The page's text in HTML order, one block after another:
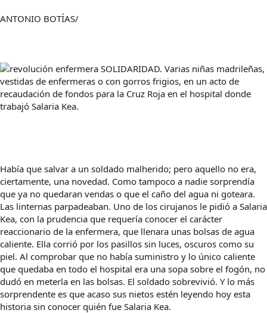
ANTONIO BOTÍAS/
SOLIDARIDAD. Varias niñas madrileñas,
vestidas de enfermeras o con gorros frigios, en un acto de
recaudación de fondos para la Cruz Roja en el hospital donde
trabajó Salaria Kea.
Había que salvar a un soldado malherido; pero aquello no era,
ciertamente, una novedad. Como tampoco a nadie sorprendía
que ya no quedaran vendas o que el caño del agua ni goteara.
Las linternas parpadeaban. Uno de los cirujanos le pidió a Salaria
Kea, con la prudencia que requería conocer el carácter
reaccionario de la enfermera, que llenara unas bolsas de agua
caliente. Ella corrió por los pasillos sin luces, oscuros como su
piel. Al comprobar que no había suministro y lo único caliente
que quedaba en todo el hospital era una sopa sobre el fogón, no
dudó en meterla en las bolsas. El soldado sobrevivió. Y lo más
sorprendente es que acaso sus nietos estén leyendo hoy esta
historia sin conocer quién fue Salaria Kea.